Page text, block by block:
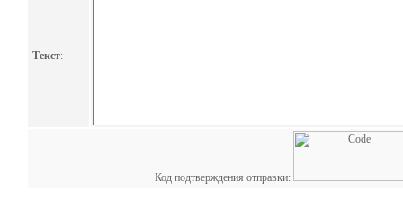
Текст:
Код подтверждения отправки: